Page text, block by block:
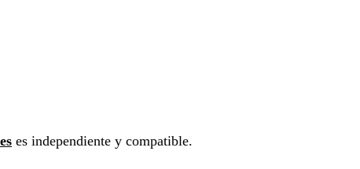
es independiente y compatible.